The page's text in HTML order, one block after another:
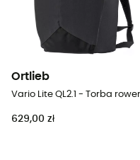
Ortlieb
629,00 zł